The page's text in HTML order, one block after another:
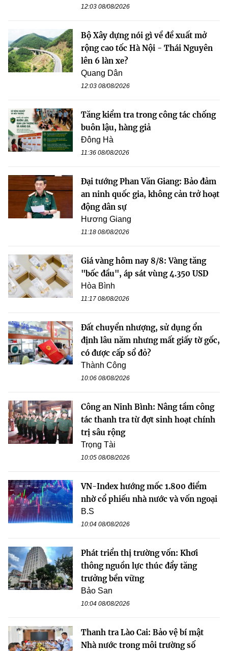
12:03 08/08/2026
Bộ Xây dựng nói gì về đề xuất mở
rộng cao tốc Hà Nội - Thái Nguyên
lên 6 làn xe?
Quang Dân
12:03 08/08/2026
Tăng kiểm tra trong công tác chống
buôn lậu, hàng giả
Đông Hà
11:36 08/08/2026
Đại tướng Phan Văn Giang: Bảo đảm
an ninh quốc gia, không cản trở hoạt
động dân sự
Hương Giang
11:18 08/08/2026
Giá vàng hôm nay 8/8: Vàng tăng
"bốc đầu", áp sát vùng 4.350 USD
Hòa Bình
11:17 08/08/2026
Đất chuyển nhượng, sử dụng ổn
định lâu năm nhưng mất giấy tờ gốc,
có được cấp sổ đỏ?
Thành Công
10:06 08/08/2026
Công an Ninh Bình: Nâng tầm công
tác thanh tra từ đợt sinh hoạt chính
trị sâu rộng
Trọng Tài
10:05 08/08/2026
VN-Index hướng mốc 1.800 điểm
nhờ cổ phiếu nhà nước và vốn ngoại
B.S
10:04 08/08/2026
Phát triển thị trường vốn: Khơi
thông nguồn lực thúc đẩy tăng
trưởng bền vững
Bảo San
10:04 08/08/2026
Thanh tra Lào Cai: Bảo vệ bí mật
Nhà nước trong môi trường số